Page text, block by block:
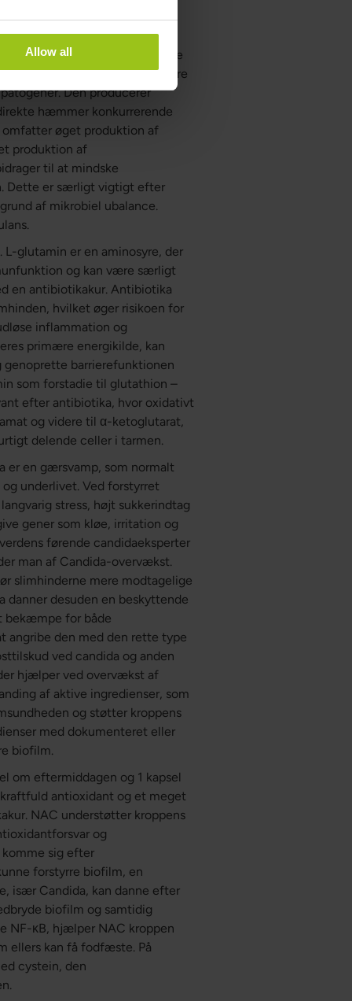
Allow all
er en sporedannende,
når tarmen levende. Sporerne
coagulans fermenterer kostfibre
Den producerer
hæmmer konkurrerende
øget produktion af
produktion af
til at mindske
Dette er særligt vigtigt efter
af mikrobiel ubalance.
glutamin er en aminosyre, der
og kan være særligt
en antibiotikakur. Antibiotika
hvilket øger risikoen for
inflammation og
primære energikilde, kan
barrierefunktionen
som forstadie til glutathion –
efter antibiotika, hvor oxidativt
og videre til α-ketoglutarat,
delende celler i tarmen.
er en gærsvamp, som normalt
underlivet. Ved forstyrret
stress, højt sukkerindtag
gener som kløe, irritation og
førende candidaeksperter
man af Candida-overvækst.
slimhinderne mere modtagelige
danner desuden en beskyttende
bekæmpe for både
angribe den med den rette type
ved candida og anden
hjælper ved overvækst af
af aktive ingredienser, som
og støtter kroppens
med dokumenteret eller
biofilm.
om eftermiddagen og 1 kapsel
antioxidant og et meget
NAC understøtter kroppens
og
sig efter
forstyrre biofilm, en
især Candida, kan danne efter
biofilm og samtidig
NF-κB, hjælper NAC kroppen
ellers kan få fodfæste. På
cystein, den